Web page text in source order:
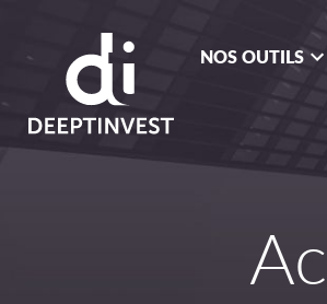
NOS OUTILS